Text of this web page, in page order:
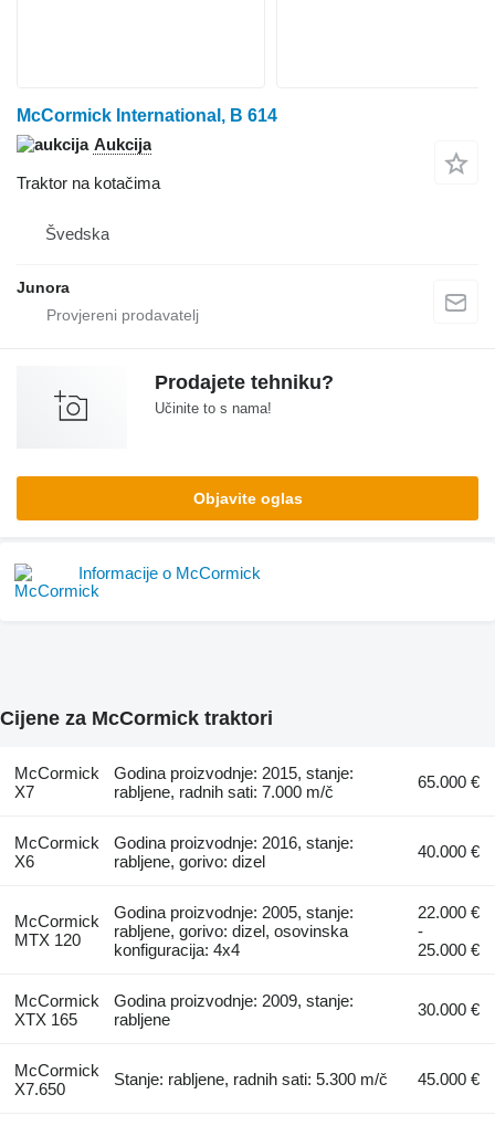
McCormick International, B 614
Aukcija
Traktor na kotačima
Švedska
Junora
Prodajete tehniku?
Učinite to s nama!
Objavite oglas
Informacije o McCormick
Cijene za McCormick traktori
McCormick
X7
Godina proizvodnje: 2015, stanje:
rabljene, radnih sati: 7.000 m/č
65.000 €
McCormick
X6
Godina proizvodnje: 2016, stanje:
rabljene, gorivo: dizel
40.000 €
McCormick
MTX 120
Godina proizvodnje: 2005, stanje:
rabljene, gorivo: dizel, osovinska
konfiguracija: 4x4
22.000 €
-
25.000 €
McCormick
XTX 165
Godina proizvodnje: 2009, stanje:
rabljene
30.000 €
McCormick
X7.650
Stanje: rabljene, radnih sati: 5.300 m/č 45.000 €